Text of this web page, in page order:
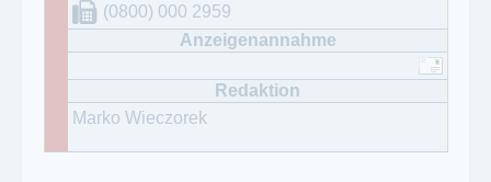
(0800) 000 2959
Marko Wieczorek